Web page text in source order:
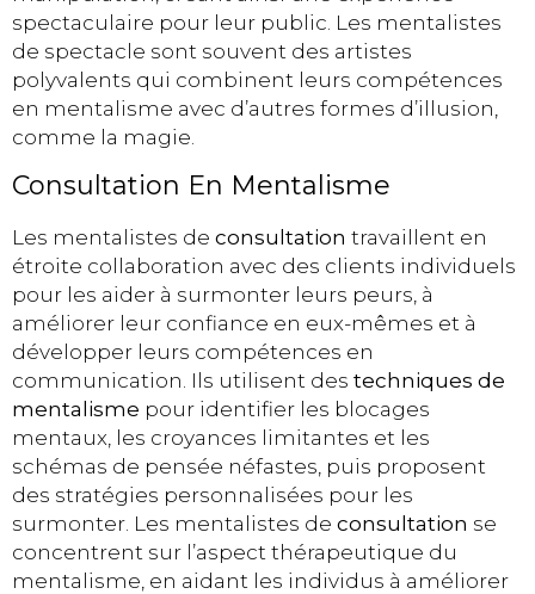
spectaculaire pour leur public. Les mentalistes
de spectacle sont souvent des artistes
polyvalents qui combinent leurs compétences
en mentalisme avec d’autres formes d’illusion,
comme la magie.
Consultation En Mentalisme
Les mentalistes de consultation travaillent en
étroite collaboration avec des clients individuels
pour les aider à surmonter leurs peurs, à
améliorer leur confiance en eux-mêmes et à
développer leurs compétences en
communication. Ils utilisent des techniques de
mentalisme pour identifier les blocages
mentaux, les croyances limitantes et les
schémas de pensée néfastes, puis proposent
des stratégies personnalisées pour les
surmonter. Les mentalistes de consultation se
concentrent sur l’aspect thérapeutique du
mentalisme, en aidant les individus à améliorer